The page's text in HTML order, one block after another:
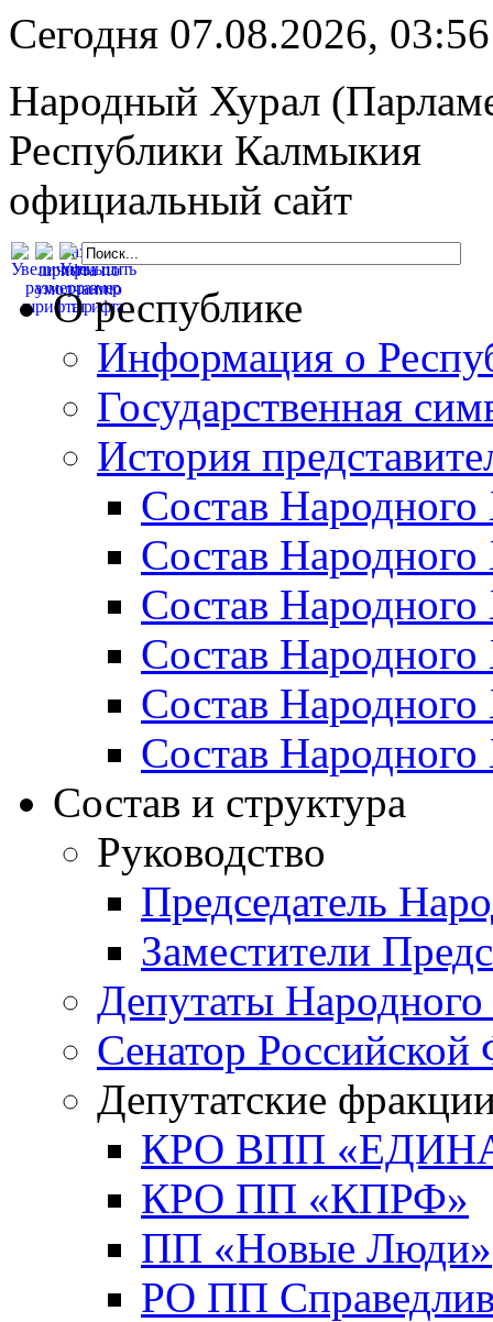
Сегодня 07.08.2026,
Народный Хурал
Республики Калмыкия
официальный сайт
О республике
Информация о
Государственная
История
Состав Народного
Состав
Состав
Состав
Состав Народного
Состав
Состав и структура
Руководство
Председатель
Заместители
Депутаты
Сенатор Российской
Депутатские
КРО ВПП
КРО ПП «КПРФ»
ПП «Новые Люди»
РО ПП